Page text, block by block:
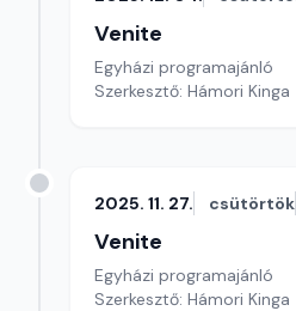
Venite
Egyházi programajánló
Szerkesztő: Hámori Kinga
2025. 11. 27. csütörtök
Venite
Egyházi programajánló
Szerkesztő: Hámori Kinga